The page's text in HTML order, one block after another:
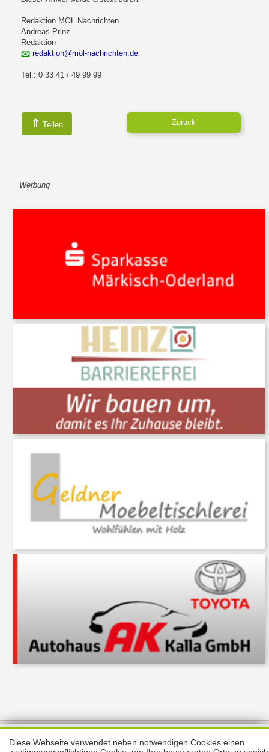
Redaktion MOL Nachrichten
Andreas Prinz
Redaktion
redaktion@mol-nachrichten.de
Tel.: 0 33 41 / 49 99 99
⇑ Teilen Zurück
Werbung
Impressum
Diese Webseite verwendet neben notwendigen Cookies einen